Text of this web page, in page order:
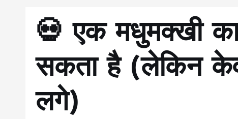
💀 एक मधुमक्खी
सकता है (लेकिन
लगे)